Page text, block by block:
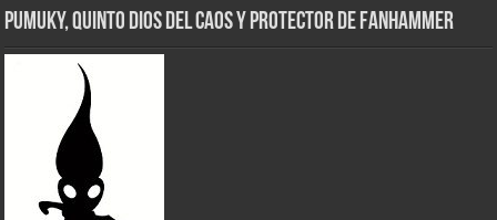
Pumuky, Quinto Dios del Caos y Protector de FanHammer